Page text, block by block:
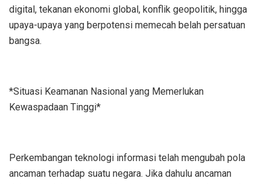
digital, tekanan ekonomi global, konflik geopolitik, hingga
upaya-upaya yang berpotensi memecah belah persatuan
bangsa.
*Situasi Keamanan Nasional yang Memerlukan
Kewaspadaan Tinggi*
Perkembangan teknologi informasi telah mengubah pola
ancaman terhadap suatu negara. Jika dahulu ancaman